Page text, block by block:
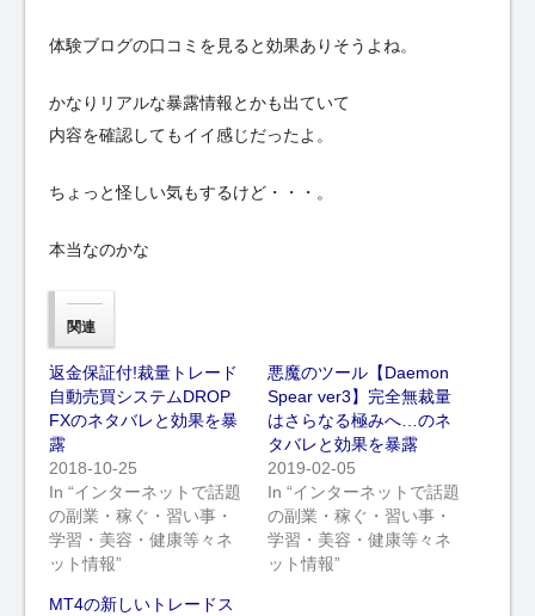
体験ブログの口コミを見ると効果ありそうよね。
かなりリアルな暴露情報とかも出ていて
内容を確認してもイイ感じだったよ。
ちょっと怪しい気もするけど・・・。
本当なのかな
関連
返金保証付!裁量トレード
自動売買システムDROP
FXのネタバレと効果を暴
露
2018-10-25
In “インターネットで話題
の副業・稼ぐ・習い事・
学習・美容・健康等々ネ
ット情報”
悪魔のツール【Daemon
Spear ver3】完全無裁量
はさらなる極みへ…のネ
タバレと効果を暴露
2019-02-05
In “インターネットで話題
の副業・稼ぐ・習い事・
学習・美容・健康等々ネ
ット情報”
MT4の新しいトレードス